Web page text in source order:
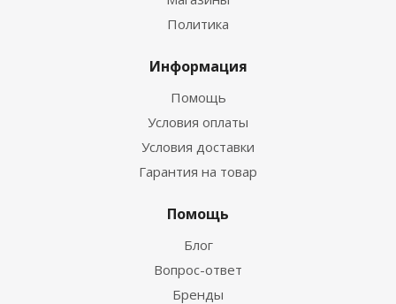
Политика
Информация
Помощь
Условия оплаты
Условия доставки
Гарантия на товар
Помощь
Блог
Вопрос-ответ
Бренды